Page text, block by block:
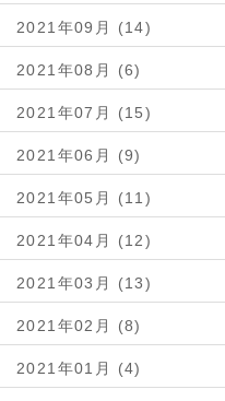
2021年09月 (14)
2021年08月 (6)
2021年07月 (15)
2021年06月 (9)
2021年05月 (11)
2021年04月 (12)
2021年03月 (13)
2021年02月 (8)
2021年01月 (4)